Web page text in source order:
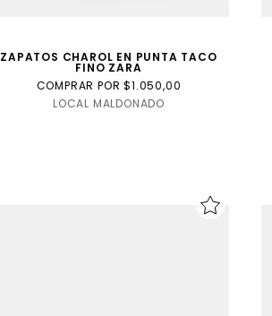
ZAPATOS CHAROL EN PUNTA TACO
FINO ZARA
COMPRAR POR $1.050,00
LOCAL MALDONADO